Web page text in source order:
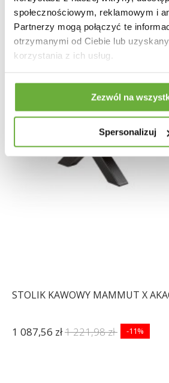
społecznościowym, reklamowym i
Partnerzy mogą połączyć te
otrzymanymi od Ciebie lub
korzystania z ich usług.
Zezwól na
Spersonalizuj
STOLIK KAWOWY MAMMUT X
1 087,56 zł1 221,98 zł -11%